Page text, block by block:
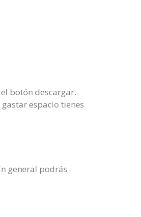
botón descargar.
espacio tienes
general podrás